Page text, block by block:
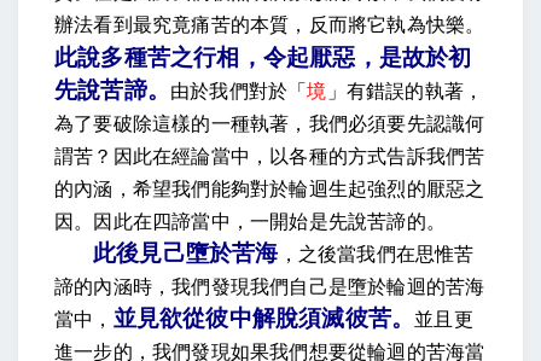
辦法看到最究竟痛苦的本質，反而將它執為快樂。
此說多種苦之行相，令起厭惡，是故於初
先說苦諦。 由於我們對於「境 」有錯誤的執著，
為了要破除這樣的一種執著，我們必須要先認識何
謂苦？因此在經論當中，以各種的方式告訴我們苦
的內涵，希望我們能夠對於輪迴生起強烈的厭惡之
因。因此在四諦當中，一開始是先說苦諦的。
此後見己墮於苦海 ， 之後當我們在思惟苦
諦的內涵時，我們發現我們自己是墮於輪迴的苦海
當中， 並見欲從彼中解脫須滅彼苦。
並且更
進一步的，我們發現如果我們想要從輪迴的苦海當